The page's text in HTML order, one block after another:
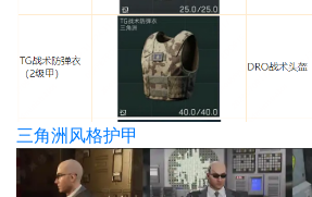
三角洲风格护甲